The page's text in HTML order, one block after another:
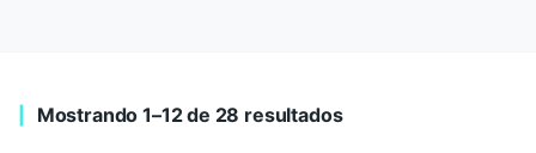
Mostrando 1–12 de 28 resultados